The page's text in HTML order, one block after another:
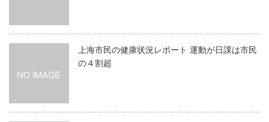
上海市民の健康状況レポート 運動が日課は市民
の４割超